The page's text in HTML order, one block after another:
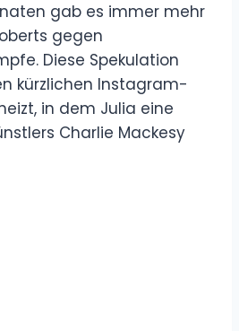
gab es immer mehr
gegen
Diese Spekulation
kürzlichen Instagram-
in dem Julia eine
Charlie Mackesy